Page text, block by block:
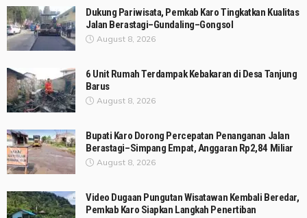
Dukung Pariwisata, Pemkab Karo Tingkatkan Kualitas
Jalan Berastagi–Gundaling–Gongsol
August 8, 2026
6 Unit Rumah Terdampak Kebakaran di Desa Tanjung
Barus
August 8, 2026
Bupati Karo Dorong Percepatan Penanganan Jalan
Berastagi–Simpang Empat, Anggaran Rp2,84 Miliar
August 8, 2026
Video Dugaan Pungutan Wisatawan Kembali Beredar,
Pemkab Karo Siapkan Langkah Penertiban